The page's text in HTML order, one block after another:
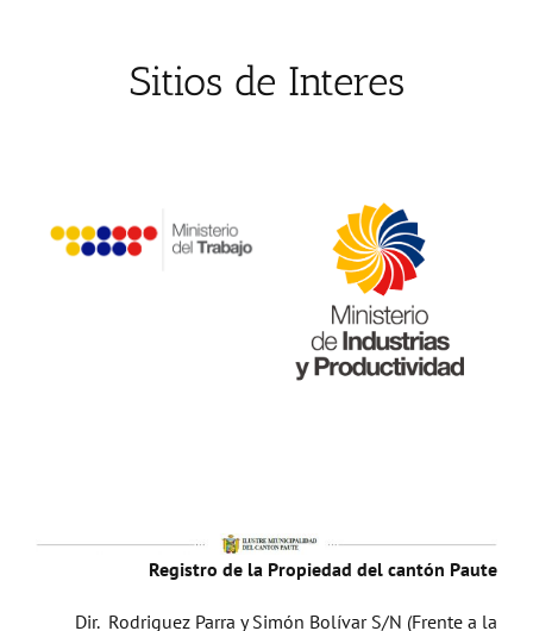
Sitios de Interes
Registro de la Propiedad del cantón Paute
Dir. Rodriguez Parra y Simón Bolívar S/N (Frente a la